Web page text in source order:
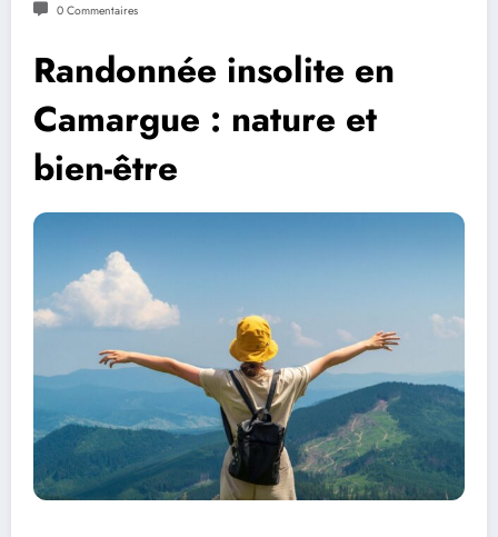
0 Commentaires
Randonnée insolite en
Camargue : nature et
bien-être